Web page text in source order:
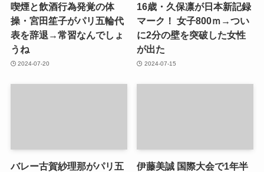
喫煙と飲酒行為発覚の体
操・宮田笙子がパリ五輪代
表を辞退→常習なんでしょ
うね
2024-07-20
16歳・久保凛が日本新記録
マーク！ 女子800ｍ→つい
に2分の壁を突破した女性
が出た
2024-07-15
バレー古賀紗理那がパリ五 伊藤美誠 国際大会で1年半